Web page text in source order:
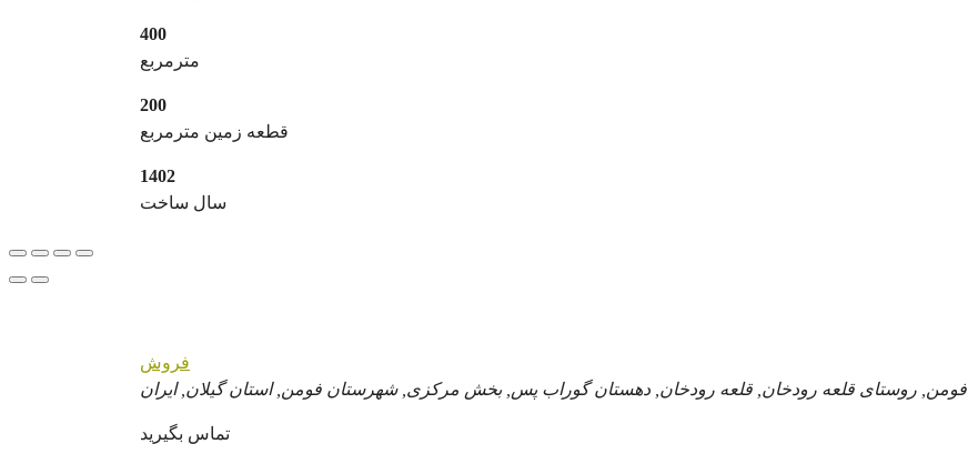
400
مترمربع
200
قطعه زمین مترمربع
1402
سال ساخت
فروش
فومن, روستای قلعه رودخان, قلعه رودخان, دهستان گوراب پس, بخش مرکزی, شهرستان فومن, استان گیلان, ایران
تماس بگیرید